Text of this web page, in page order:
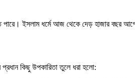
পারে। ইসলাম ধর্মে আজ থেকে দেড় হাজার বছর
কিছু উপকারিতা তুলে ধরা হলো: